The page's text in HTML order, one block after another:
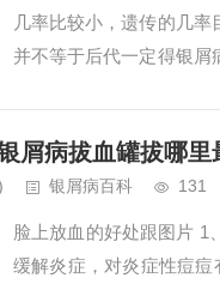
几率比较小，遗传的几
并不等于后代一定得银屑
屑病拔血罐拔哪里
银屑病百科 131
脸上放血的好处跟图片 1
缓解炎症，对炎症性痘